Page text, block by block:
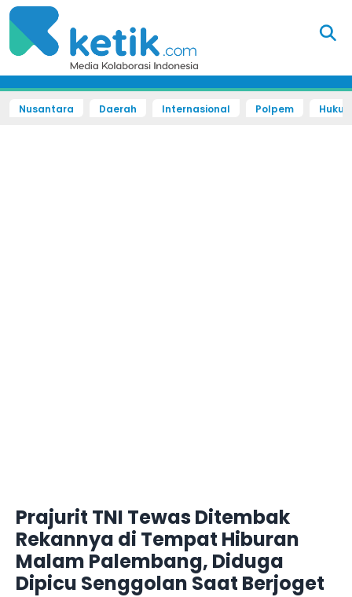
Nusantara Daerah Internasional Polpem
Prajurit TNI Tewas Ditembak
Rekannya di Tempat Hiburan
Malam Palembang, Diduga
Dipicu Senggolan Saat Berjoget